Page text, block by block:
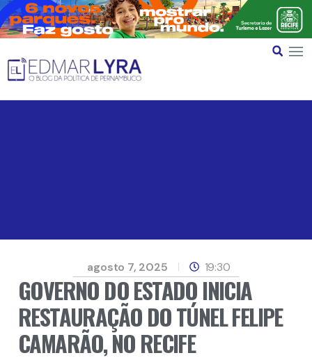
agosto 7, 2025 19:30
GOVERNO DO ESTADO INICIA
RESTAURAÇÃO DO TÚNEL FELIPE
CAMARÃO, NO RECIFE